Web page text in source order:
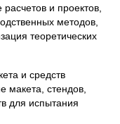
и проектов,
методов,
теоретических
и средств
макета, стендов,
для испытания